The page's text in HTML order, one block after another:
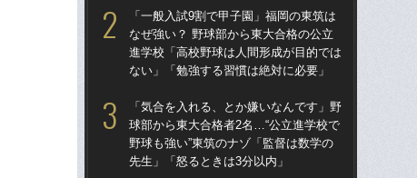
「一般入試9割で甲子園」福岡の東筑は
なぜ強い？ 野球部から東大合格の公立
進学校「高校野球は人間形成が目的では
ない」「勉強する習慣は絶対に必要」
「気合を入れる、とか嫌いなんです」野
球部から東大合格者2名…“公立進学校で
野球も強い”東筑のナゾ「監督は数学の
先生」「怒るときは3分以内」